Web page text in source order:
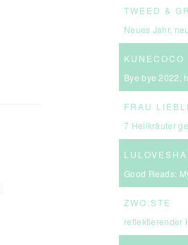
Neues Jahr,
KUNECOCO
Bye bye 2022,
FRAU
7 Heilkräuter
Good Reads:
ZWO:STE
reflektierender